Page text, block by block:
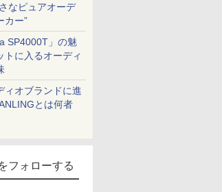
なピュアオーデ
カー”
SP4000T」の魅
トに入るオーディ
ィオブランドに進
とは何者
フォローする